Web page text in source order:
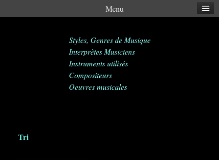
Styles, Genres de Musique
Interprètes Musiciens
Instruments utilisés
Compositeurs
Oeuvres musicales
Tri
Menu